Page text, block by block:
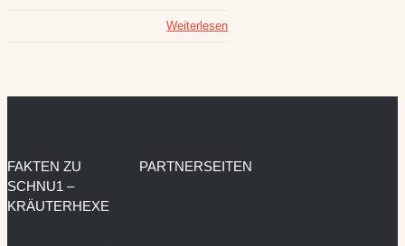
Weiterlesen
FAKTEN ZU
SCHNU1 –
KRÄUTERHEXE
PARTNERSEITEN